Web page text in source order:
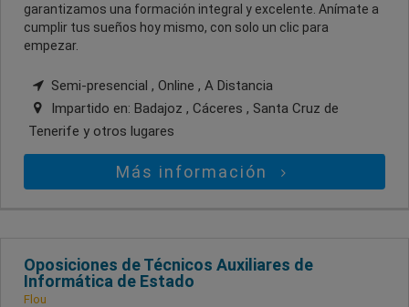
garantizamos una formación integral y excelente. Anímate a
cumplir tus sueños hoy mismo, con solo un clic para
empezar.
Semi-presencial , Online , A Distancia
Impartido en: Badajoz , Cáceres , Santa Cruz de
Tenerife y otros lugares
Más información
Oposiciones de Técnicos Auxiliares de
Informática de Estado
Flou